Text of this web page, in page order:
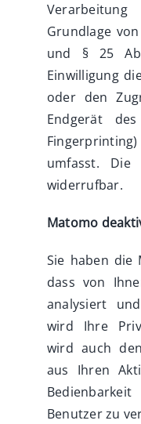
Grundlage
und § 25
Einwilligung
oder den
Endgerät
umfasst. Die
widerrufbar.
Matomo
Sie haben die
dass von
analysiert
wird Ihre
wird auch
aus Ihren
Benutzer zu